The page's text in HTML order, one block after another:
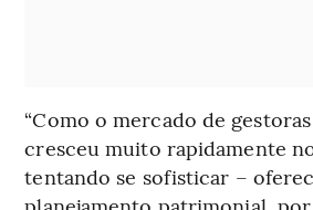
“Como o mercado de
cresceu muito rapidamente
tentando se sofisticar –